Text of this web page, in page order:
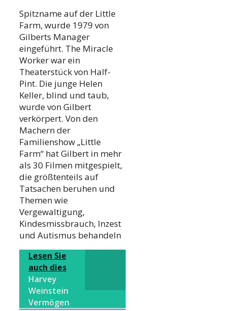
Spitzname auf der Little
Farm, wurde 1979 von
Gilberts Manager
eingeführt. The Miracle
Worker war ein
Theaterstück von Half-
Pint. Die junge Helen
Keller, blind und taub,
wurde von Gilbert
verkörpert. Von den
Machern der
Familienshow „Little
Farm“ hat Gilbert in mehr
als 30 Filmen mitgespielt,
die größtenteils auf
Tatsachen beruhen und
Themen wie
Vergewaltigung,
Kindesmissbrauch, Inzest
und Autismus behandeln
Lesen Sie
auch dies
Harvey
Weinstein
Vermögen